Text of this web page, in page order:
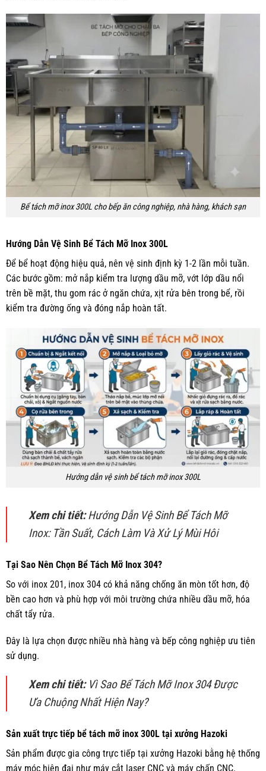
Bể tách mỡ inox 300L cho bếp ăn công nghiệp, nhà hàng, khách sạn
Hướng Dẫn Vệ Sinh Bể Tách Mỡ Inox 300L
Để bể hoạt động hiệu quả, nên vệ sinh định kỳ 1-2 lần mỗi tuần.
Các bước gồm: mở nắp kiểm tra lượng dầu mỡ, vớt lớp dầu nổi
trên bề mặt, thu gom rác ở ngăn chứa, xịt rửa bên trong bể, rồi
kiểm tra đường ống và đóng nắp hoàn tất.
Hướng dẫn vệ sinh bể tách mỡ inox 300L
Xem chi tiết:Hướng Dẫn Vệ Sinh Bể Tách Mỡ
Inox: Tần Suất, Cách Làm Và Xử Lý Mùi Hôi
Tại Sao Nên Chọn Bể Tách Mỡ Inox 304?
So với inox 201, inox 304 có khả năng chống ăn mòn tốt hơn, độ
bền cao hơn và phù hợp với môi trường chứa nhiều dầu mỡ, hóa
chất tẩy rửa.
Đây là lựa chọn được nhiều nhà hàng và bếp công nghiệp ưu tiên
sử dụng.
Xem chi tiết: Vì Sao Bể Tách Mỡ Inox 304 Được
Ưa Chuộng Nhất Hiện Nay?
Sản xuất trực tiếp bể tách mỡ inox 300L tại xưởng Hazoki
Sản phẩm được gia công trực tiếp tại xưởng Hazoki bằng hệ thống
máy móc hiện đại như máy cắt laser CNC và máy chấn CNC.